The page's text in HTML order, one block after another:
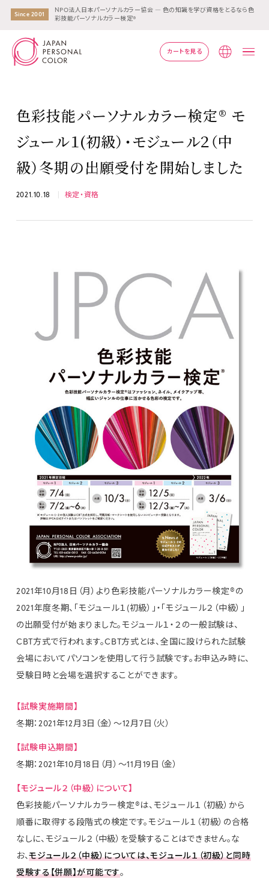
Since 2001
NPO法人日本パーソナルカラー協会 ― 色の知識を学び資格をとるなら色
彩技能パーソナルカラー検定®
カートを見る
色彩技能パーソナルカラー検定® モ
ジュール１(初級）・モジュール２（中
級）冬期の出願受付を開始しました
2021.10.18 検定・資格
2021年10月18日（月）より色彩技能パーソナルカラー検定®の
2021年度冬期、「モジュール１(初級）」・「モジュール２（中級）」
の出願受付が始まりました。モジュール１・２の一般試験は、
CBT方式で行われます。CBT方式とは、全国に設けられた試験
会場においてパソコンを使用して行う試験です。お申込み時に、
受験日時と会場を選択することができます。
【試験実施期間】
冬期：2021年12月3日（金）〜12月7日（火）
【試験申込期間】
冬期：2021年10月18日（月）〜11月19日（金）
【モジュール２（中級）について】
色彩技能パーソナルカラー検定®は、モジュール１（初級）から
順番に取得する段階式の検定です。モジュール１（初級）の合格
なしに、モジュール２（中級）を受験することはできません。な
お、モジュール２（中級）については、モジュール１（初級）と同時
受験する【併願】が可能です。